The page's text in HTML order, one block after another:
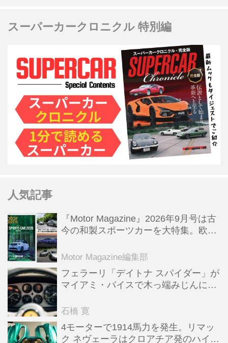
スーパーカークロニクル 特別編
人気記事
『Motor Magazine』2026年9月号は古
今の和製スポーツカーを大特集。欧州
Motor Magazine編集部
フェラーリ「デイトナ スパイダー」が
マイアミ・バイスで木っ端みじんにな
石橋 寛
4モーターで1914馬力を発生。リマッ
ク ネヴェーラはクロアチア発のハイパ